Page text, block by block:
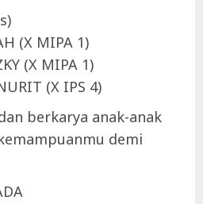
(X MIPA 1)
(X MIPA 1)
(X IPS 4)
berkarya anak-anak
demi